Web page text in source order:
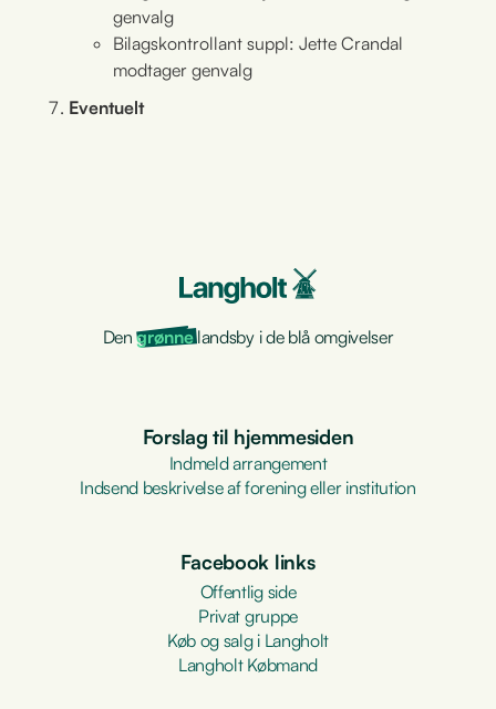
genvalg
Bilagskontrollant suppl: Jette Crandal
modtager genvalg
Eventuelt
Dengrønnelandsby i de blå omgivelser
Forslag til hjemmesiden
Indmeld arrangement
Indsend beskrivelse af forening eller institution
Facebook links
Offentlig side
Privat gruppe
Køb og salg i Langholt
Langholt Købmand